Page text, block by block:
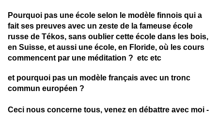
Pourquoi pas une école selon le modèle finnois qui a
fait ses preuves avec un zeste de la fameuse école
russe de Tékos, sans oublier cette école dans les bois,
en Suisse, et aussi une école, en Floride, où les cours
commencent par une méditation ? etc etc
et pourquoi pas un modèle français avec un tronc
commun européen ?
Ceci nous concerne tous, venez en débattre avec moi -